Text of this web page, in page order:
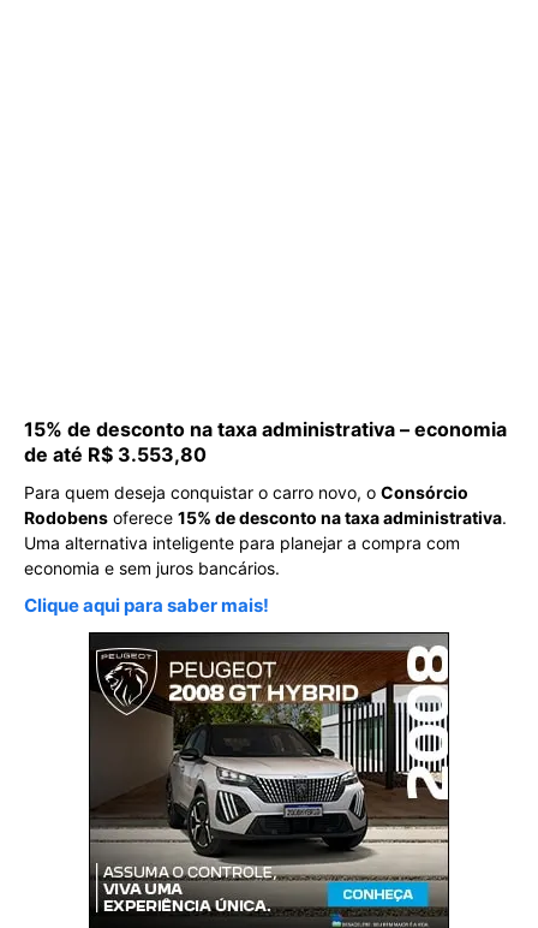
15% de desconto na taxa administrativa – economia
de até R$ 3.553,80
Para quem deseja conquistar o carro novo, o Consórcio
Rodobens oferece 15% de desconto na taxa administrativa.
Uma alternativa inteligente para planejar a compra com
economia e sem juros bancários.
Clique aqui para saber mais!